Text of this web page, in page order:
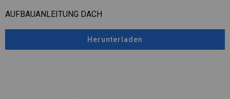
AUFBAUANLEITUNG DACH
Herunterladen